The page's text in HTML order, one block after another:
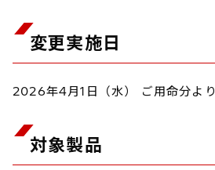
変更実施日
2026年4月1日（水） ご用命分より
対象製品